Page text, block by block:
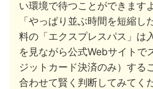
い環境で待つことができますよ
「やっぱり並ぶ時間を短縮
料の「エクスプレスパス」は
を見ながら公式Webサイトで
ジットカード決済のみ）する
合わせて賢く判断してみてく